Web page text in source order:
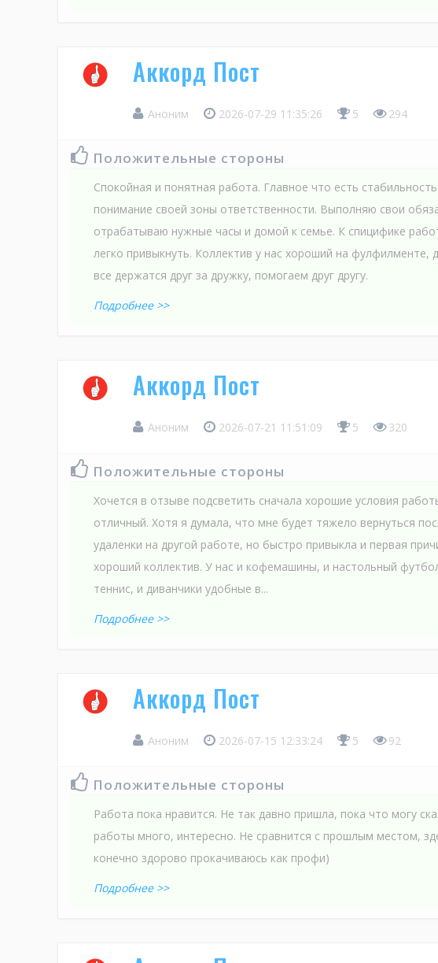
Аккорд Пост
Аноним 2026-07-29 11:35:26 5 294
Положительные стороны
Спокойная и понятная работа. Главное что есть
понимание своей зоны ответственности. Выполняю свои
отрабатываю нужные часы и домой к семье. К спицифике
легко привыкнуть. Коллектив у нас хороший на фулфилменте,
все держатся друг за дружку, помогаем друг другу.
Подробнее >>
Аккорд Пост
Аноним 2026-07-21 11:51:09 5 320
Положительные стороны
Хочется в отзыве подсветить сначала хорошие условия
отличный. Хотя я думала, что мне будет тяжело вернуться
удаленки на другой работе, но быстро привыкла и первая
хороший коллектив. У нас и кофемашины, и настольный
теннис, и диванчики удобные в...
Подробнее >>
Аккорд Пост
Аноним 2026-07-15 12:33:24 5 92
Положительные стороны
Работа пока нравится. Не так давно пришла, пока что могу
работы много, интересно. Не сравнится с прошлым местом,
конечно здорово прокачиваюсь как профи)
Подробнее >>